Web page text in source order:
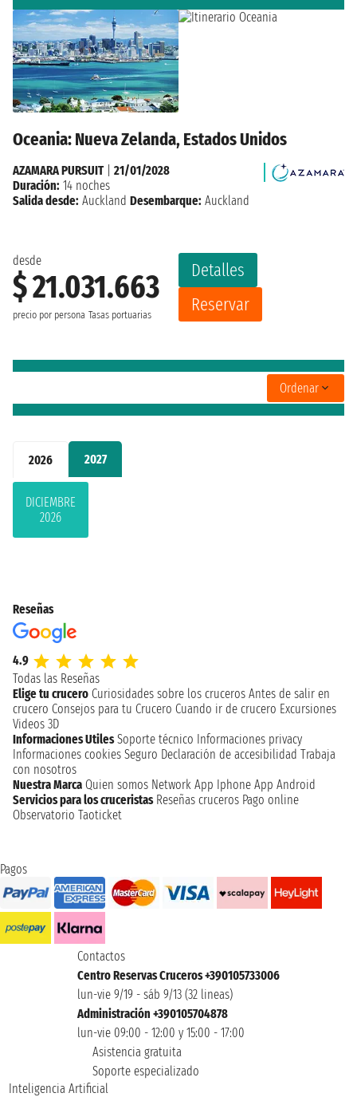
2026 2027
DICIEMBRE
2026
Oceania: Nueva Zelanda, Estados Unidos
desde
$ 21.031.663
precio por persona Tasas portuarias
Detalles
Reservar
AZAMARA PURSUIT| 21/01/2028
Duración: 14 noches
Salida desde: Auckland Desembarque: Auckland
Ordenar
Reseñas
4.9
Todas las Reseñas
Elige tu crucero Curiosidades sobre los cruceros Antes de salir en
crucero Consejos para tu Crucero Cuando ir de crucero Excursiones
Videos 3D
Informaciones Utiles Soporte técnico Informaciones privacy
Informaciones cookies Seguro Declaración de accesibilidad Trabaja
con nosotros
Nuestra Marca Quien somos Network App Iphone App Android
Servicios para los cruceristas Reseñas cruceros Pago online
Observatorio Taoticket
Pagos
Contactos
Centro Reservas Cruceros +390105733006
lun-vie 9/19 - sáb 9/13 (32 lineas)
Administración +390105704878
lun-vie 09:00 - 12:00 y 15:00 - 17:00
Asistencia gratuita
Soporte especializado
Inteligencia Artificial